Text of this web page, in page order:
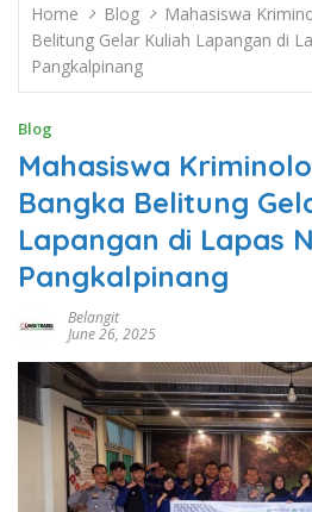
Home Blog
Mahasiswa
Belitung Gelar Kuliah Lapangan di
Pangkalpinang
Blog
Mahasiswa
Bangka Belitung
Lapangan di Lapas
Pangkalpinang
Belangit
June 26, 2025